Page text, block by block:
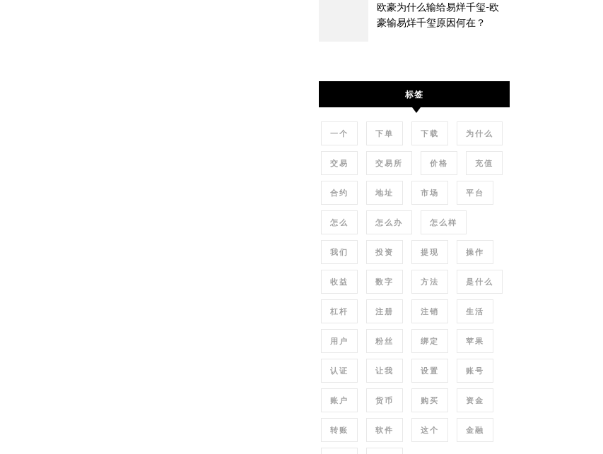
欧豪为什么输给易烊千玺-欧
豪输易烊千玺原因何在？
标签
一个 下单 下载 为什么
交易 交易所 价格 充值
合约 地址 市场 平台
怎么 怎么办 怎么样
我们 投资 提现 操作
收益 数字 方法 是什么
杠杆 注册 注销 生活
用户 粉丝 绑定 苹果
认证 让我 设置 账号
账户 货币 购买 资金
转账 软件 这个 金融